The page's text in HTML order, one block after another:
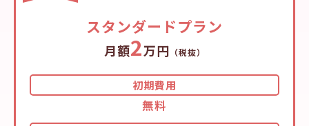
スタンダードプラン
月額2万円 （税抜）
初期費用
無料